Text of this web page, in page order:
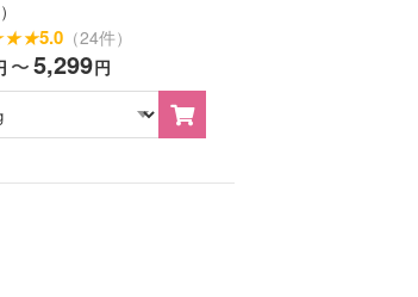
★★5.0 （24件）
〜5,299円